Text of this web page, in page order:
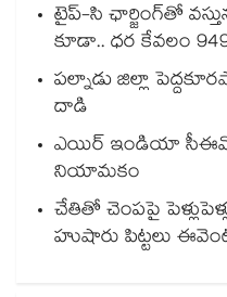
టైప్-సి ఛార్జింగ్⁪తో
కూడా.. ధర కేవలం
పల్నాడు జిల్లా
దాడి
ఎయిర్ ఇండియా
నియామకం
చేతితో చెంపపై
హుషారు పిట్టలు